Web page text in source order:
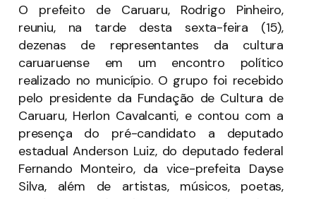
O prefeito de Caruaru, Rodrigo Pinheiro,
reuniu, na tarde desta sexta-feira (15),
dezenas de representantes da cultura
caruaruense em um encontro político
realizado no município. O grupo foi recebido
pelo presidente da Fundação de Cultura de
Caruaru, Herlon Cavalcanti, e contou com a
presença do pré-candidato a deputado
estadual Anderson Luiz, do deputado federal
Fernando Monteiro, da vice-prefeita Dayse
Silva, além de artistas, músicos, poetas,